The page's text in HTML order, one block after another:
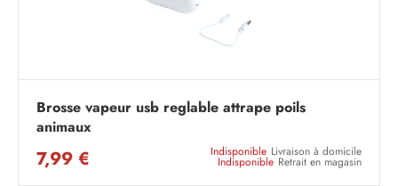
Brosse vapeur usb reglable attrape poils
animaux
7,99 € Indisponible Livraison à domicile
Indisponible Retrait en magasin